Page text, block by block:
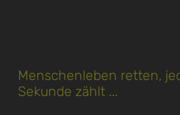
Menschenleben retten,
Sekunde zählt ...